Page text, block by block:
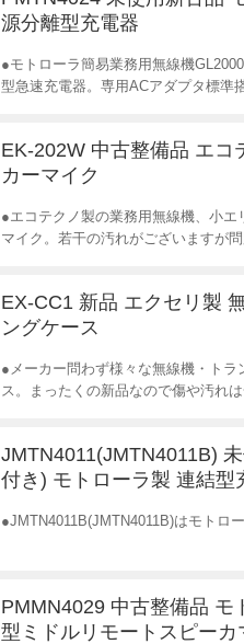
源分離型充電器
●モトローラ簡易業務用無線機
型急速充電器。専用ACアダプタ標準搭
EK-202W 中古整備品 エコ
カーマイク
●エコテクノ製の業務用無線機、小
マイク。若干の汚れがございますが問
EX-CC1 新品 エクセリ製
ングケース
●メーカー問わず様々な無線機・ト
ス。まったくの新品なので傷や汚れは
JMTN4011(JMTN4011B)
付き) モトローラ製 連結型
●JMTN4011B(JMTN4011B)はモトロ
PMMN4029 中古整備品 モ
型ミドルリモートスピーカ